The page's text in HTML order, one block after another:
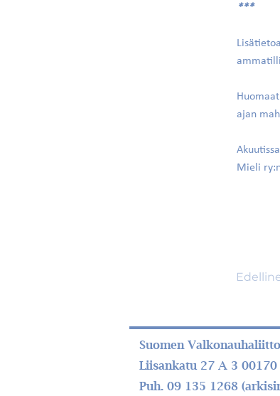
***
ajan
Mieli
Suomen
Liisankatu 27 A 3
Puh. 09 135 1268